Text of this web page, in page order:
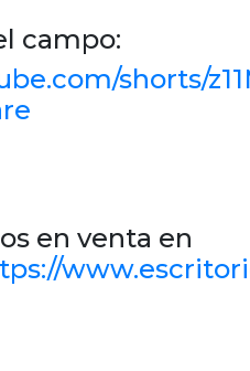
campo:
shorts/
en venta en